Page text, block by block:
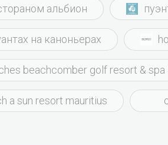
альбион
на каноньерах
beachcomber golf resort & spa
a sun resort mauritius